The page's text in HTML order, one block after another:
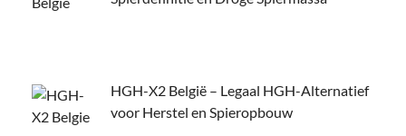
HGH-X2 België – Legaal HGH-Alternatief
voor Herstel en Spieropbouw